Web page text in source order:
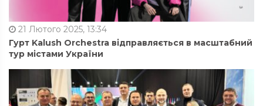
21 Лютого 2025, 13:34
Гурт Kalush Orchestra відправляється в масштабний
тур містами України